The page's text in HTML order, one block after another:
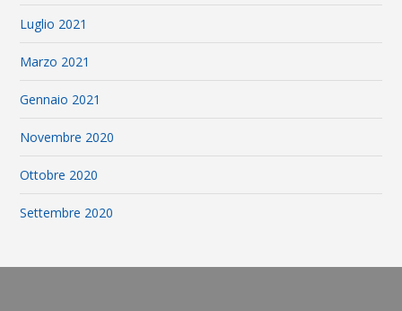
Luglio 2021
Marzo 2021
Gennaio 2021
Novembre 2020
Ottobre 2020
Settembre 2020